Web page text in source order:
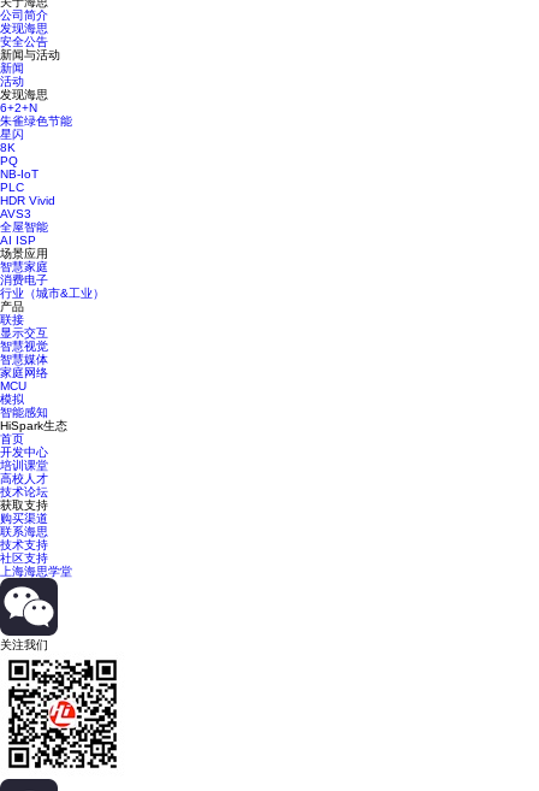
公司简介
发现海思
安全公告
新闻与活动
新闻
活动
发现海思
6+2+N
朱雀绿色节能
星闪
8K
PQ
NB-IoT
PLC
HDR Vivid
AVS3
全屋智能
AI ISP
场景应用
智慧家庭
消费电子
行业（城市&工业）
产品
联接
显示交互
智慧视觉
智慧媒体
家庭网络
MCU
模拟
智能感知
HiSpark生态
首页
开发中心
培训课堂
高校人才
技术论坛
获取支持
购买渠道
联系海思
技术支持
社区支持
上海海思学堂
关注我们